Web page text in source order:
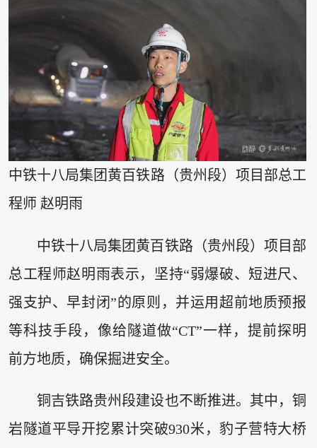
中铁十八局集团黄百铁路（贵州段）项目部总工
程师 赵明雨
中铁十八局集团黄百铁路（贵州段）项目部
总工程师赵明雨表示，坚持“弱爆破、短进尺、
强支护、早封闭”的原则，并运用超前地质预报
等科技手段，像给隧道做“CT”一样，提前探明
前方地质，确保掘进安全。
铜吉铁路贵州段建设也不断推进。其中，铜
岩隧道平导开挖累计突破930米，豹子营特大桥